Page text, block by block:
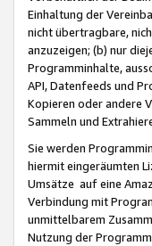
Einhaltung der
nicht übertragbare,
anzuzeigen; (b) nur
Programminhalte,
API, Datenfeeds und
Kopieren oder andere
Sammeln und
Sie werden
hiermit eingeräumten
Umsätze auf eine
Verbindung mit
unmittelbarem
Nutzung der